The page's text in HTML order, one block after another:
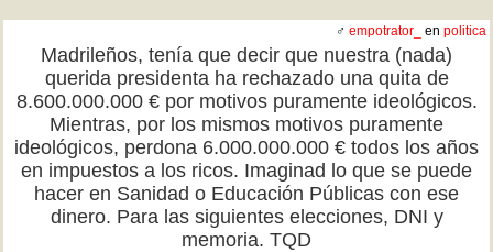
♂ empotrator_ en politica
Madrileños, tenía que decir que nuestra (nada)
querida presidenta ha rechazado una quita de
8.600.000.000 € por motivos puramente ideológicos.
Mientras, por los mismos motivos puramente
ideológicos, perdona 6.000.000.000 € todos los años
en impuestos a los ricos. Imaginad lo que se puede
hacer en Sanidad o Educación Públicas con ese
dinero. Para las siguientes elecciones, DNI y
memoria. TQD